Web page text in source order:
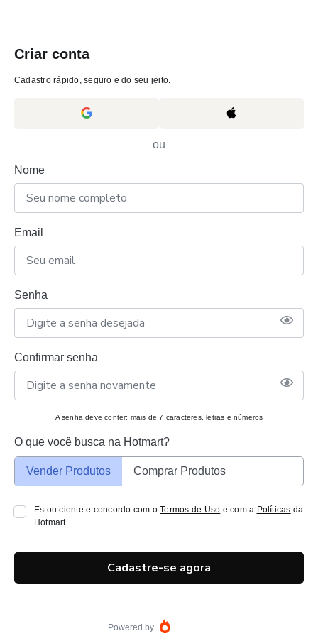
Criar conta
Cadastro rápido, seguro e do seu jeito.
ou
Nome
Email
Senha
Confirmar senha
A senha deve conter: mais de 7 caracteres, letras e números
O que você busca na Hotmart?
Vender Produtos Comprar Produtos
Estou ciente e concordo com oTermos de Uso e com a Políticas da
Hotmart.
Cadastre-se agora
Powered by